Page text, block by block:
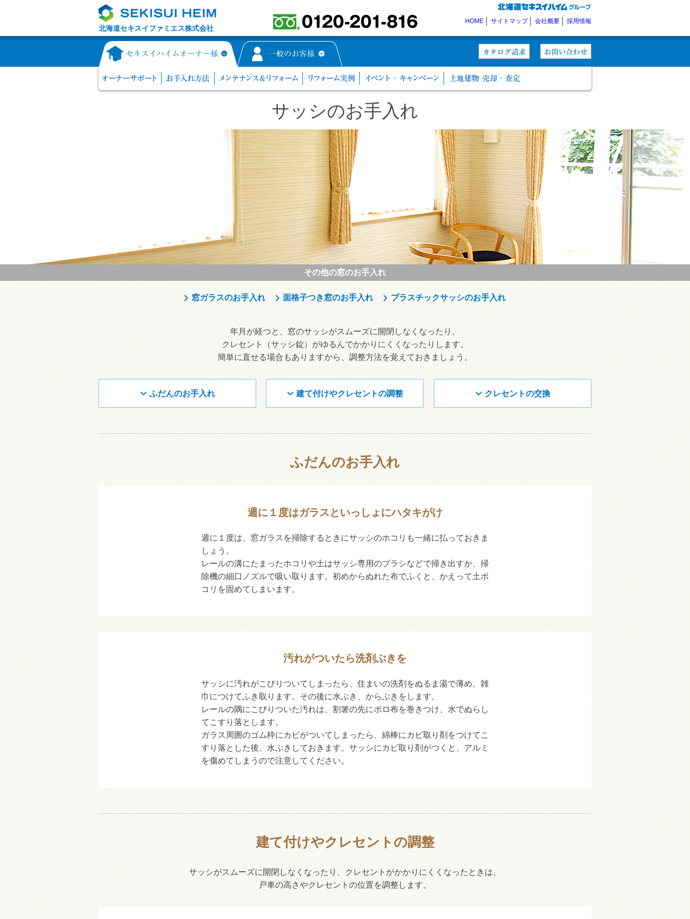
北海道セキスイファミエス株式会社
HOME サイトマップ 会社概要 採用情報
サッシのお手入れ
その他の窓のお手入れ
窓ガラスのお手入れ 面格子つき窓のお手入れ プラスチックサッシのお手入れ
年月が経つと、窓のサッシがスムーズに開閉しなくなったり、
クレセント（サッシ錠）がゆるんでかかりにくくなったりします。
簡単に直せる場合もありますから、調整方法を覚えておきましょう。
ふだんのお手入れ 建て付けやクレセントの調整 クレセントの交換
ふだんのお手入れ
週に１度はガラスといっしょにハタキがけ
週に１度は、窓ガラスを掃除するときにサッシのホコリも一緒に払っておきま
しょう。
レールの溝にたまったホコリや土はサッシ専用のブラシなどで掃き出すか、掃
除機の細口ノズルで吸い取ります。初めからぬれた布でふくと、かえって土ボ
コリを固めてしまいます。
汚れがついたら洗剤ぶきを
サッシに汚れがこびりついてしまったら、住まいの洗剤をぬるま湯で薄め、雑
巾につけてふき取ります。その後に水ぶき、からぶきをします。
レールの隅にこびりついた汚れは、割箸の先にボロ布を巻きつけ、水でぬらし
てこすり落とします。
ガラス周囲のゴム枠にカビがついてしまったら、綿棒にカビ取り剤をつけてこ
すり落とした後、水ぶきしておきます。サッシにカビ取り剤がつくと、アルミ
を傷めてしまうので注意してください。
建て付けやクレセントの調整
サッシがスムーズに開閉しなくなったり、クレセントがかかりにくくなったときは、
戸車の高さやクレセントの位置を調整します。